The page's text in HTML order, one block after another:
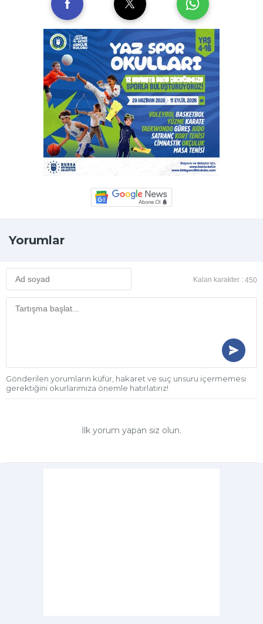
Yorumlar
Kalan karakter : 450
Gönderilen yorumların küfür, hakaret ve suç unsuru içermemesi
gerektiğini okurlarımıza önemle hatırlatırız!
İlk yorum yapan siz olun.